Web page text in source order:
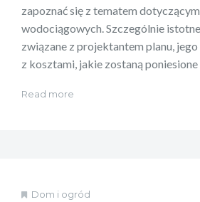
zapoznać się z tematem
wodociągowych. Szczególnie
związane z projektantem planu,
z kosztami, jakie zostaną
Read more
Dom i ogród